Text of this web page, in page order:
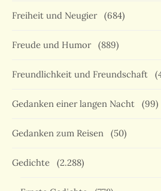
Freiheit und Neugier (684)
Freude und Humor (889)
Freundlichkeit und Freundschaft
Gedanken einer langen Nacht (99)
Gedanken zum Reisen (50)
Gedichte (2.288)